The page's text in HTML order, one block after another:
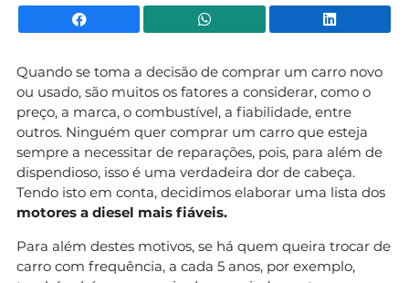
Facebook WhatsApp
Quando se toma a decisão de comprar um carro novo
ou usado, são muitos os fatores a considerar, como o
preço, a marca, o combustível, a fiabilidade, entre
outros. Ninguém quer comprar um carro que esteja
sempre a necessitar de reparações, pois, para além de
dispendioso, isso é uma verdadeira dor de cabeça.
Tendo isto em conta, decidimos elaborar uma lista dos
motores a diesel mais fiáveis.
Para além destes motivos, se há quem queira trocar de
carro com frequência, a cada 5 anos, por exemplo,